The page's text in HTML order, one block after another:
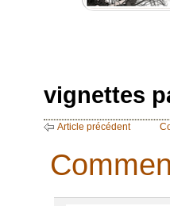
vignettes
Article précédent